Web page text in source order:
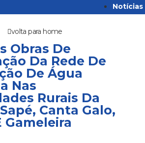
Notícias
volta para home
Obras De
Da Rede De
De Água
Nas
Rurais Da
Canta Galo,
Gameleira